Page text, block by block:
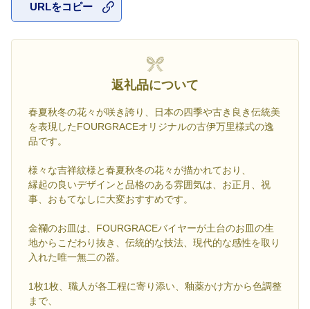
URLをコピー
返礼品について
春夏秋冬の花々が咲き誇り、日本の四季や古き良き伝統美
を表現したFOURGRACEオリジナルの古伊万里様式の逸
品です。
様々な吉祥紋様と春夏秋冬の花々が描かれており、
縁起の良いデザインと品格のある雰囲気は、お正月、祝
事、おもてなしに大変おすすめです。
金襴のお皿は、FOURGRACEバイヤーが土台のお皿の生
地からこだわり抜き、伝統的な技法、現代的な感性を取り
入れた唯一無二の器。
1枚1枚、職人が各工程に寄り添い、釉薬かけ方から色調整
まで、